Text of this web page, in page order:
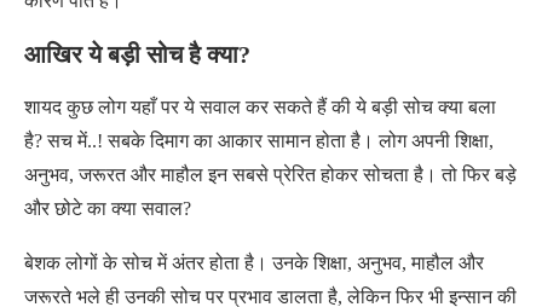
आखिर ये बड़ी सोच है क्या?
शायद कुछ लोग यहाँ पर ये सवाल कर सकते हैं की ये बड़ी सोच क्या बला
है? सच में..! सबके दिमाग का आकार सामान होता है। लोग अपनी शिक्षा,
अनुभव, जरूरत और माहौल इन सबसे प्रेरित होकर सोचता है। तो फिर बड़े
और छोटे का क्या सवाल?
बेशक लोगों के सोच में अंतर होता है। उनके शिक्षा, अनुभव, माहौल और
जरूरते भले ही उनकी सोच पर प्रभाव डालता है, लेकिन फिर भी इन्सान की